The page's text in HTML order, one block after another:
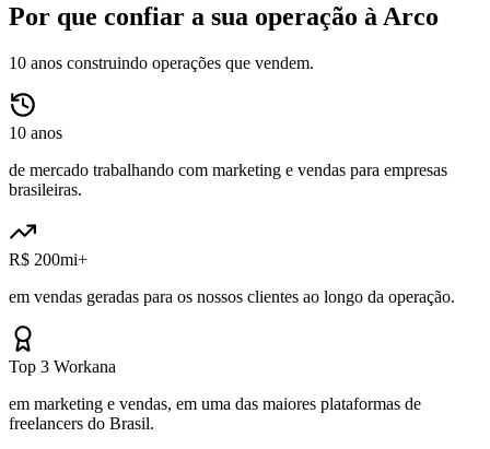
Por que confiar a sua operação à Arco
10 anos construindo operações que vendem.
10 anos
de mercado trabalhando com marketing e vendas para empresas
brasileiras.
R$ 200mi+
em vendas geradas para os nossos clientes ao longo da operação.
Top 3 Workana
em marketing e vendas, em uma das maiores plataformas de
freelancers do Brasil.